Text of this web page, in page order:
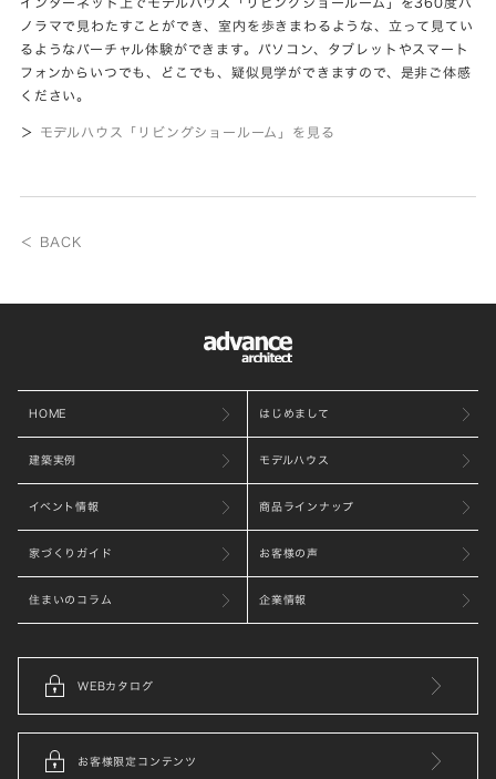
ノラマで見わたすことができ、室内を歩きまわるような、立って見てい
るようなバーチャル体験ができます。パソコン、タブレットやスマート
フォンからいつでも、どこでも、疑似見学ができますので、是非ご体感
ください。
＞ モデルハウス「リビングショールーム」を見る
＜ BACK
HOME はじめまして
建築実例 モデルハウス
イベント情報 商品ラインナップ
家づくりガイド お客様の声
住まいのコラム 企業情報
WEBカタログ
お客様限定コンテンツ